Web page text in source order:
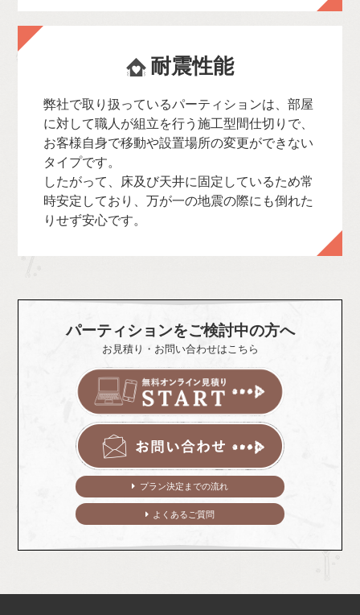
耐震性能
弊社で取り扱っているパーティションは、部屋
に対して職人が組立を行う施工型間仕切りで、
お客様自身で移動や設置場所の変更ができない
タイプです。
したがって、床及び天井に固定しているため常
時安定しており、万が一の地震の際にも倒れた
りせず安心です。
パーティションをご検討中の方へ
お見積り・お問い合わせはこちら
プラン決定までの流れ
よくあるご質問